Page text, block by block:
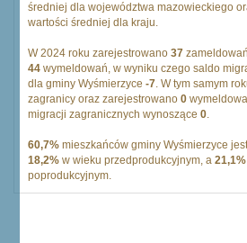
średniej dla województwa mazowieckiego
wartości średniej dla kraju.
W 2024 roku zarejestrowano 37
44 wymeldowań, w wyniku czego saldo
dla gminy Wyśmierzyce -7. W tym samym
zagranicy oraz zarejestrowano 0
migracji zagranicznych wynoszące 0.
60,7% mieszkańców gminy Wyśmierzyce
18,2% w wieku przedprodukcyjnym, a 21,1%
poprodukcyjnym.